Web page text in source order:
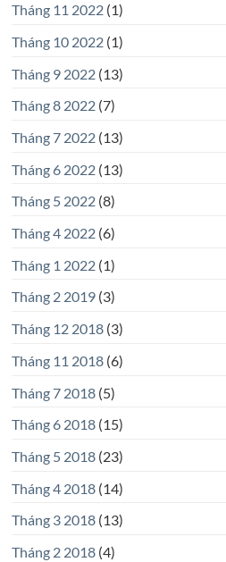
Tháng 11 2022(1)
Tháng 10 2022(1)
Tháng 9 2022(13)
Tháng 8 2022(7)
Tháng 7 2022(13)
Tháng 6 2022(13)
Tháng 5 2022(8)
Tháng 4 2022(6)
Tháng 1 2022(1)
Tháng 2 2019(3)
Tháng 12 2018(3)
Tháng 11 2018(6)
Tháng 7 2018(5)
Tháng 6 2018(15)
Tháng 5 2018(23)
Tháng 4 2018(14)
Tháng 3 2018(13)
Tháng 2 2018(4)